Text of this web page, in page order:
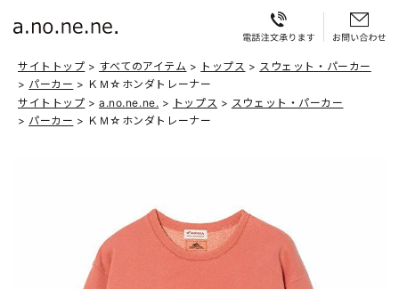
サイトトップ すべてのアイテム トップス
スウェット・パーカー
パーカー
ＫＭ☆ホンダトレーナー
サイトトップ
a.no.ne.ne. トップス
スウェット・パーカー
パーカー
ＫＭ☆ホンダトレーナー